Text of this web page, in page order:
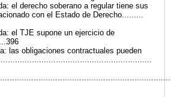
el derecho soberano a regular tiene sus
con el Estado de Derecho.........
el TJE supone un ejercicio de
las obligaciones contractuales pueden